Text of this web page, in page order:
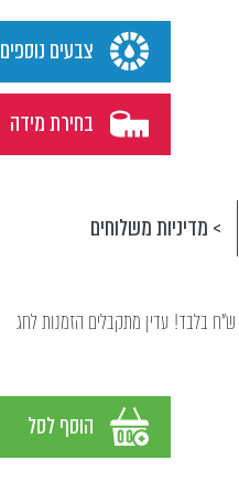
צבעים נוספים
> מדיניות משלוחים
בחירת מידה
משלוח אקספרס מגיע עד 48 שעות! ב- 29 ש"ח בלבד! עדין מתקבלים הזמנות לחג
הוסף לסל